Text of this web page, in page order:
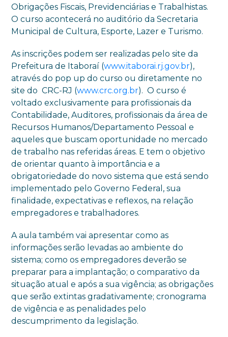
Obrigações Fiscais, Previdenciárias e Trabalhistas.
O curso acontecerá no auditório da Secretaria
Municipal de Cultura, Esporte, Lazer e Turismo.
As inscrições podem ser realizadas pelo site da
Prefeitura de Itaboraí (www.itaborai.rj.gov.br),
através do pop up do curso ou diretamente no
site do CRC-RJ (www.crc.org.br). O curso é
voltado exclusivamente para profissionais da
Contabilidade, Auditores, profissionais da área de
Recursos Humanos/Departamento Pessoal e
aqueles que buscam oportunidade no mercado
de trabalho nas referidas áreas. E tem o objetivo
de orientar quanto à importância e a
obrigatoriedade do novo sistema que está sendo
implementado pelo Governo Federal, sua
finalidade, expectativas e reflexos, na relação
empregadores e trabalhadores.
A aula também vai apresentar como as
informações serão levadas ao ambiente do
sistema; como os empregadores deverão se
preparar para a implantação; o comparativo da
situação atual e após a sua vigência; as obrigações
que serão extintas gradativamente; cronograma
de vigência e as penalidades pelo
descumprimento da legislação.